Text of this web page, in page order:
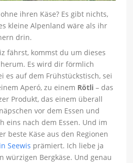
ihren Käse? Es gibt nichts,
kleine Alpenland wäre als ihr
drin.
fährst, kommst du um dieses
Es wird dir förmlich
es auf dem Frühstückstisch, sei
Aperó, zu einem Rötli – das
Produkt, das einem überall
vor dem Essen und
eins nach dem Essen. Und im
beste Käse aus den Regionen
Seewis prämiert. Ich liebe ja
würzigen Bergkäse. Und genau